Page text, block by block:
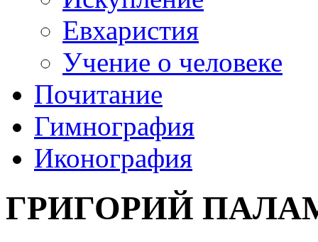
Евхаристия
Учение о человеке
Почитание
Гимнография
Иконография
ГРИГОРИЙ